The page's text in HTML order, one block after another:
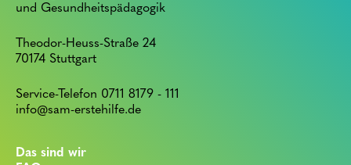
und Gesundheitspädagogik
Theodor-Heuss-Straße 24
70174 Stuttgart
Service-Telefon 0711 8179 - 111
info@sam-erstehilfe.de
Das sind wir